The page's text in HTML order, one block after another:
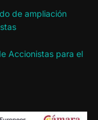
de ampliación
Accionistas para el